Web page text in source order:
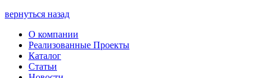
вернуться назад
О компании
Реализованные Проекты
Каталог
Статьи